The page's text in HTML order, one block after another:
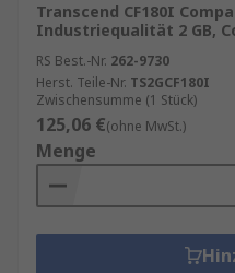
Transcend CF180I
Industriequalität 2 GB,
RS Best.-Nr. 262-9730
Herst. Teile-Nr. TS2GCF180I
Zwischensumme (1 Stück)
125,06 €(ohne MwSt.)
Menge